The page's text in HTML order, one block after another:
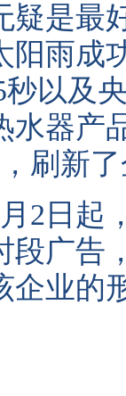
是最
阳雨成
以及
水器产
刷新
日起
段广
企业的